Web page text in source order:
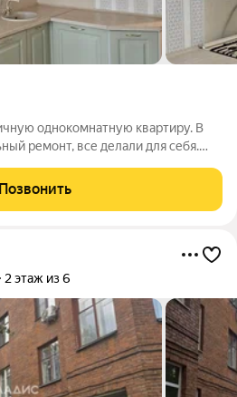
однокомнатную квартиру. В
ремонт, все делали для себя.
собственник. ДКП более 5
Позвонить
2 этаж из 6